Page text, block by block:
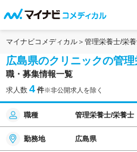
マイナビコメディカル 管理栄養士/栄
広島県のクリニックの管
職・募集情報一覧
求人数 4 件※非公開求人を除く
職種 管理栄養士/栄養士
勤務地 広島県